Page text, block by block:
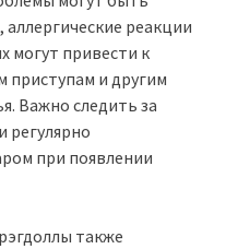
реакции
могут привести к
приступам и другим
Важно следить за
при появлении
также